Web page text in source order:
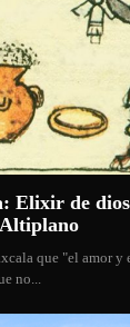
Elixir de
que "el amor y
no...